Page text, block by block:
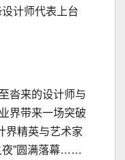
计师代表上台
沓来的设计师与
界带来一场突破
界精英与艺术家
夜”圆满落幕……